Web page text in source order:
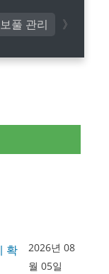
풀 관리
확
2026년 08
월 05일